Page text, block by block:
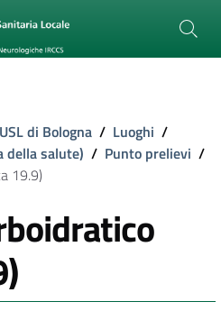
di Bologna / Luoghi /
della salute) / Punto prelievi /
19.9)